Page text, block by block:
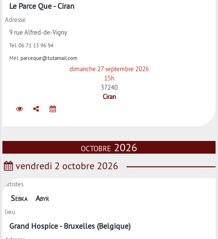
Le Parce Que - Ciran
Adresse
9 rue Alfred-de-Vigny
Tel: 06 71 13 96 94
Mél: parceque@tutamail.com
dimanche 27 septembre 2026
15h
37240
Ciran
octobre 2026
vendredi 2 octobre 2026
artistes
Sebka Abyr
lieu
Grand Hospice - Bruxelles (Belgique)